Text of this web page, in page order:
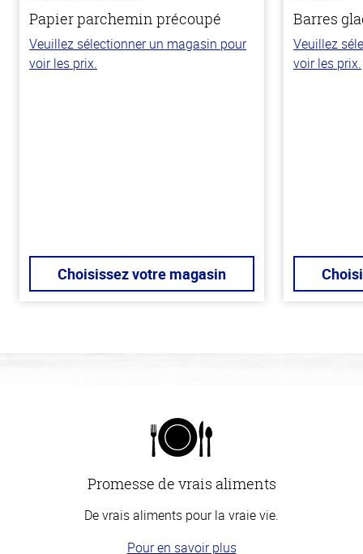
Papier parchemin précoupé
Veuillez sélectionner un magasin pour
voir les prix.
Choisissez votre magasin
Barres
Veuillez
voir les prix.
Promesse de vrais aliments
De vrais aliments pour la vraie vie.
Pour en savoir plus